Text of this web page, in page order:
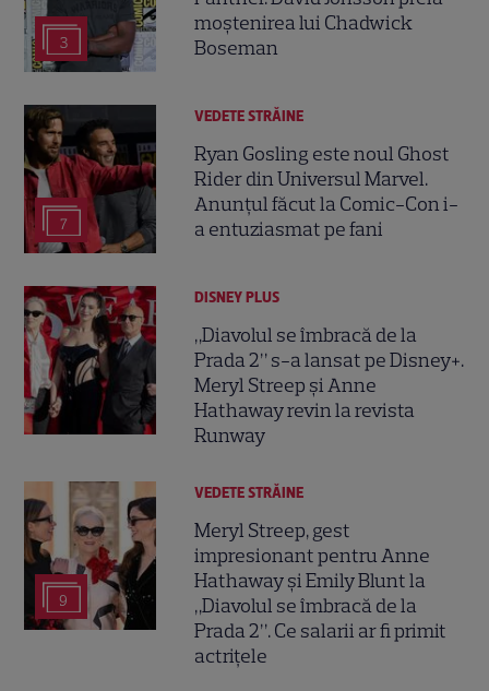
3
moștenirea lui Chadwick
Boseman
7
VEDETE STRĂINE
Ryan Gosling este noul Ghost
Rider din Universul Marvel.
Anunțul făcut la Comic-Con i-
a entuziasmat pe fani
DISNEY PLUS
„Diavolul se îmbracă de la
Prada 2” s-a lansat pe Disney+.
Meryl Streep și Anne
Hathaway revin la revista
Runway
9
VEDETE STRĂINE
Meryl Streep, gest
impresionant pentru Anne
Hathaway și Emily Blunt la
„Diavolul se îmbracă de la
Prada 2”. Ce salarii ar fi primit
actrițele